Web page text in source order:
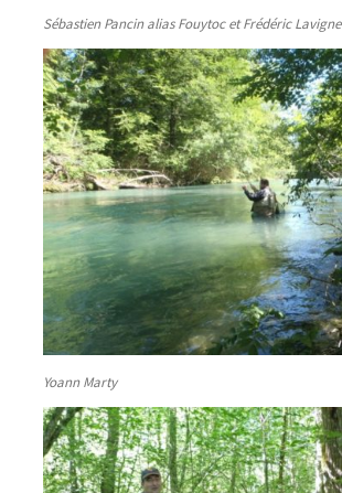
Sébastien Pancin alias Fouytoc et Frédéric Lavigne
Yoann Marty